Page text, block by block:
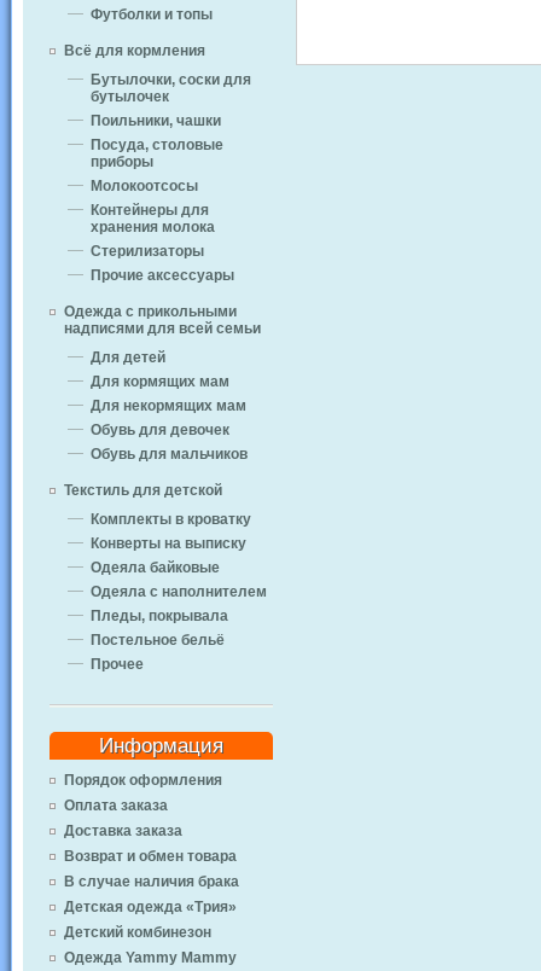
Футболки и топы
Всё для кормления
Бутылочки, соски для
бутылочек
Поильники, чашки
Посуда, столовые
приборы
Молокоотсосы
Контейнеры для
хранения молока
Стерилизаторы
Прочие аксессуары
Одежда с прикольными
надписями для всей семьи
Для детей
Для кормящих мам
Для некормящих мам
Обувь для девочек
Обувь для мальчиков
Текстиль для детской
Комплекты в кроватку
Конверты на выписку
Одеяла байковые
Одеяла с наполнителем
Пледы, покрывала
Постельное бельё
Прочее
Информация
Порядок оформления
Оплата заказа
Доставка заказа
Возврат и обмен товара
В случае наличия брака
Детская одежда «Трия»
Детский комбинезон
Одежда Yammy Mammy